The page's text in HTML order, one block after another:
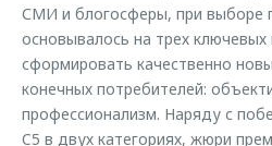
Калькулятор трейд-ин
Оригинальные аксессуары
Запчасти
СМИ и блогосферы, при выборе
основывалось на трех
сформировать качественно
конечных потребителей:
профессионализм. Наряду с
C5 в двух категориях, жюри